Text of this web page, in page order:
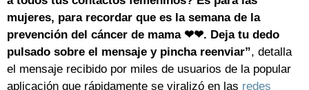
mujeres, para recordar que es la semana de la
prevención del cáncer de mama ❤❤. Deja tu dedo
pulsado sobre el mensaje y pincha reenviar”, detalla
el mensaje recibido por miles de usuarios de la popular
aplicación que rápidamente se viralizó en las redes